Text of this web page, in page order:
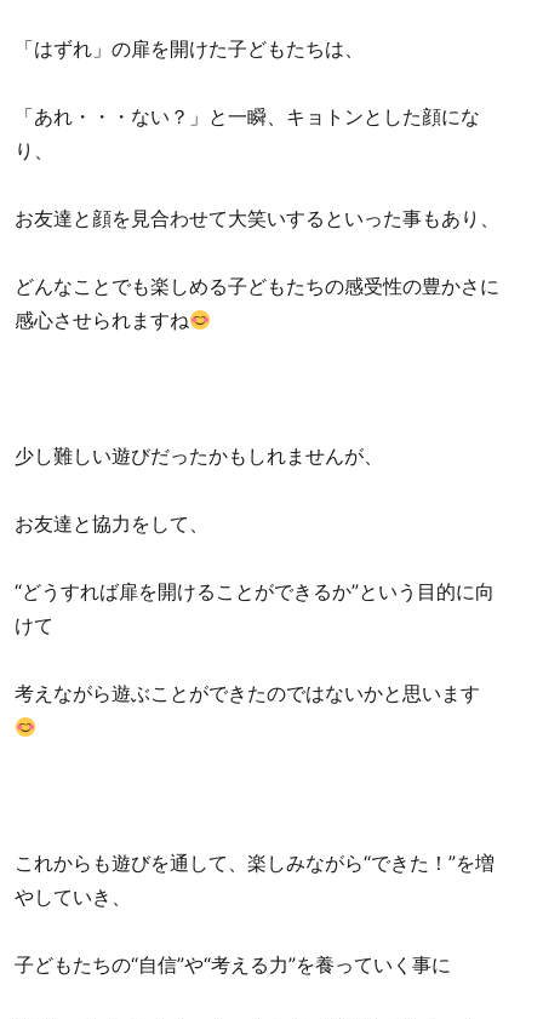
「はずれ」の扉を開けた子どもたちは、
「あれ・・・ない？」と一瞬、キョトンとした顔にな
り、
お友達と顔を見合わせて大笑いするといった事もあり、
どんなことでも楽しめる子どもたちの感受性の豊かさに
感心させられますね
少し難しい遊びだったかもしれませんが、
お友達と協力をして、
“どうすれば扉を開けることができるか”という目的に向
けて
考えながら遊ぶことができたのではないかと思います
これからも遊びを通して、楽しみながら“できた！”を増
やしていき、
子どもたちの“自信”や“考える力”を養っていく事に